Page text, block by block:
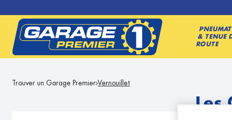
& TENUE
ROUTE
Trouver un Garage Premier Vernouillet
Les